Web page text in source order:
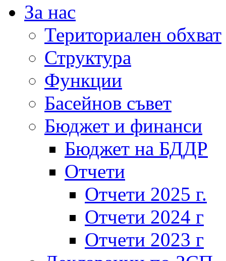
За нас
Териториален обхват
Структура
Функции
Басейнов съвет
Бюджет и финанси
Бюджет на БДДР
Отчети
Отчети 2025 г.
Отчети 2024 г
Отчети 2023 г